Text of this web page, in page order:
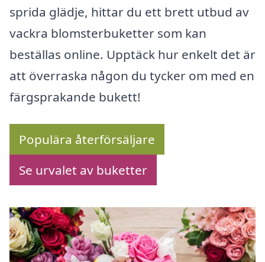
sprida glädje, hittar du ett brett utbud av
vackra blomsterbuketter som kan
beställas online. Upptäck hur enkelt det är
att överraska någon du tycker om med en
färgsprakande bukett!
Populära återförsäljare
Se urvalet av buketter